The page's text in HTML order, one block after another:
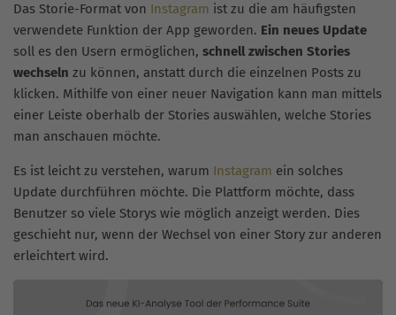
Das Storie-Format von Instagram ist zu die am häufigsten
verwendete Funktion der App geworden. Ein neues Update
soll es den Usern ermöglichen, schnell zwischen Stories
wechseln zu können, anstatt durch die einzelnen Posts zu
klicken. Mithilfe von einer neuer Navigation kann man mittels
einer Leiste oberhalb der Stories auswählen, welche Stories
man anschauen möchte.
Es ist leicht zu verstehen, warum Instagram ein solches
Update durchführen möchte. Die Plattform möchte, dass
Benutzer so viele Storys wie möglich anzeigt werden. Dies
geschieht nur, wenn der Wechsel von einer Story zur anderen
erleichtert wird.